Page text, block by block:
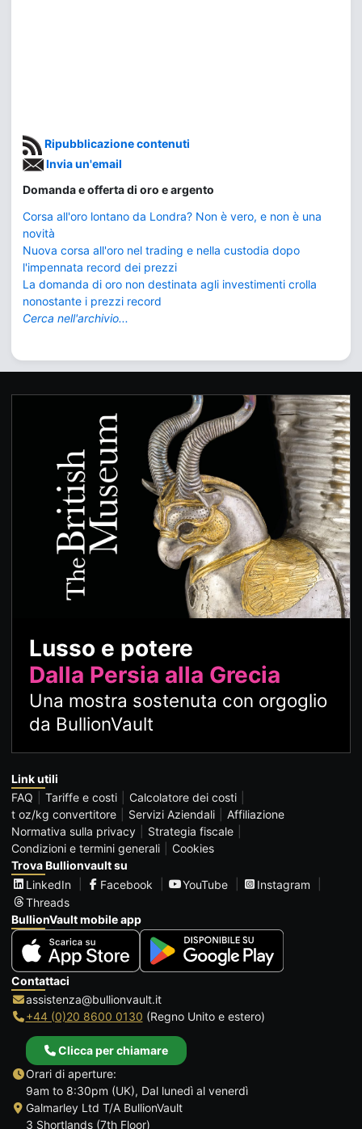
Ripubblicazione contenuti
Invia un'email
Domanda e offerta di oro e argento
Corsa all'oro lontano da Londra? Non è vero, e non è una
novità
Nuova corsa all'oro nel trading e nella custodia dopo
l'impennata record dei prezzi
La domanda di oro non destinata agli investimenti crolla
nonostante i prezzi record
Cerca nell'archivio...
Lusso e potere
Dalla Persia alla Grecia
Una mostra sostenuta con orgoglio
da BullionVault
Link utili
FAQ
Tariffe e costi
Calcolatore dei costi
t oz/kg convertitore
Servizi Aziendali
Affiliazione
Normativa sulla privacy
Strategia fiscale
Condizioni e termini generali
Cookies
Trova Bullionvault su
LinkedIn
Facebook YouTube
Instagram
Threads
BullionVault mobile app
Contattaci
assistenza@bullionvault.it
+44 (0)20 8600 0130 (Regno Unito e estero)
Clicca per chiamare
Orari di aperture:
9am to 8:30pm (UK), Dal lunedì al venerdì
Galmarley Ltd T/A BullionVault
3 Shortlands (7th Floor)